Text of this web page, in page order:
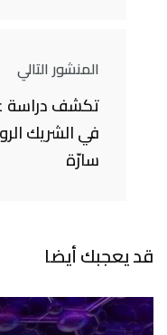
المنشور التالي
تكشف دراسة
في الشريك
سارّة
قد يعجبك أيضا